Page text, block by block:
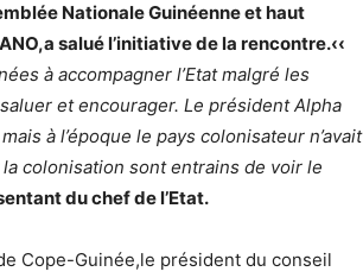
Nationale Guinéenne et haut
salué l’initiative de la rencontre.‹‹
à accompagner l’Etat malgré les
et encourager. Le président Alpha
à l’époque le pays colonisateur n’avait
colonisation sont entrains de voir le
du chef de l’Etat.
Cope-Guinée,le président du conseil